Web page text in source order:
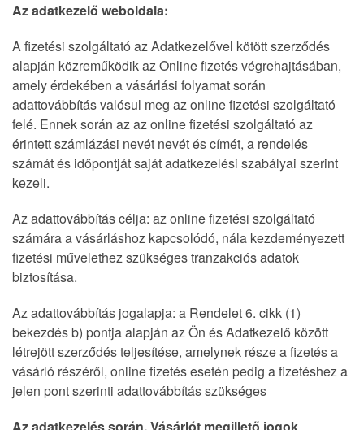
Az adatkezelő weboldala:
A fizetési szolgáltató az Adatkezelővel kötött szerződés
alapján közreműködik az Online fizetés végrehajtásában,
amely érdekében a vásárlási folyamat során
adattovábbítás valósul meg az online fizetési szolgáltató
felé. Ennek során az az online fizetési szolgáltató az
érintett számlázási nevét nevét és címét, a rendelés
számát és időpontját saját adatkezelési szabályai szerint
kezeli.
Az adattovábbítás célja: az online fizetési szolgáltató
számára a vásárláshoz kapcsolódó, nála kezdeményezett
fizetési művelethez szükséges tranzakciós adatok
biztosítása.
Az adattovábbítás jogalapja: a Rendelet 6. cikk (1)
bekezdés b) pontja alapján az Ön és Adatkezelő között
létrejött szerződés teljesítése, amelynek része a fizetés a
vásárló részéről, online fizetés esetén pedig a fizetéshez a
jelen pont szerinti adattovábbítás szükséges